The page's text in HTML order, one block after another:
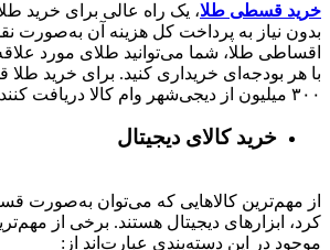
خرید قسطی طلا، یک راه عالی برای خرید
بدون نیاز به پرداخت کل هزینه آن به‌صورت
اقساطی طلا، شما می‌توانید طلای مورد
با هر بودجه‌ای خریداری کنید. برای خرید طلا
۳۰۰ میلیون از دیجی‌شهر وام کالا دریافت کنند.
خرید کالای دیجیتال
از مهم‌ترین کالاهایی که می‌توان به‌صورت
کرد، ابزارهای دیجیتال هستند. برخی از
موجود در این دسته‌بندی عبارت‌اند از: